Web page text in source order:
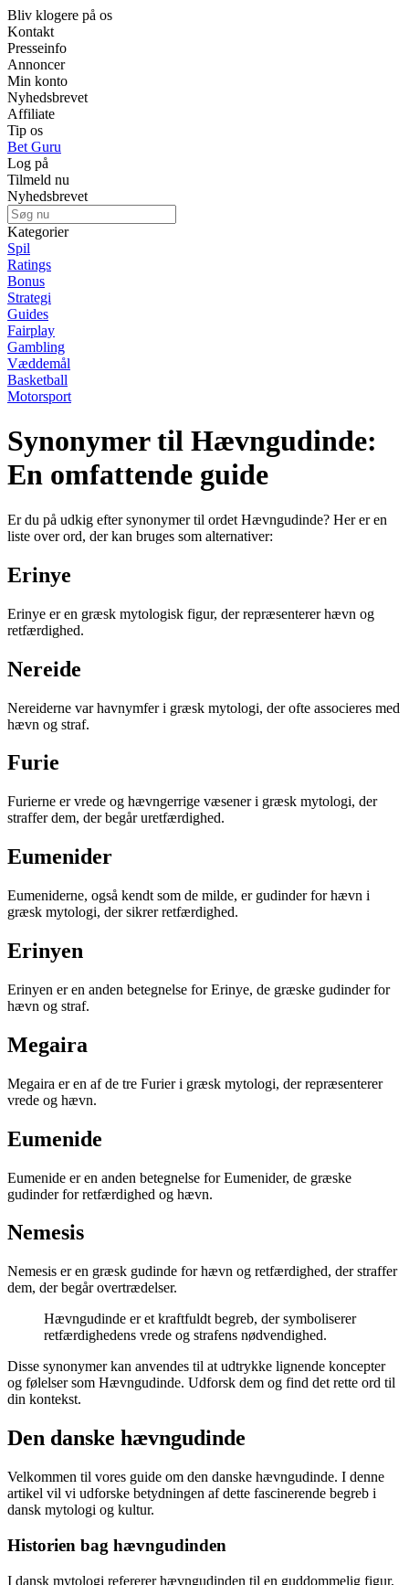
Bliv klogere på os
Kontakt
Presseinfo
Annoncer
Min konto
Nyhedsbrevet
Affiliate
Tip os
Bet Guru
Log på
Tilmeld nu
Nyhedsbrevet
Kategorier
Spil
Ratings
Bonus
Strategi
Guides
Fairplay
Gambling
Væddemål
Basketball
Motorsport
Synonymer til Hævngudinde:
En omfattende guide
Er du på udkig efter synonymer til ordet Hævngudinde? Her er en
liste over ord, der kan bruges som alternativer:
Erinye
Erinye er en græsk mytologisk figur, der repræsenterer hævn og
retfærdighed.
Nereide
Nereiderne var havnymfer i græsk mytologi, der ofte associeres med
hævn og straf.
Furie
Furierne er vrede og hævngerrige væsener i græsk mytologi, der
straffer dem, der begår uretfærdighed.
Eumenider
Eumeniderne, også kendt som de milde, er gudinder for hævn i
græsk mytologi, der sikrer retfærdighed.
Erinyen
Erinyen er en anden betegnelse for Erinye, de græske gudinder for
hævn og straf.
Megaira
Megaira er en af de tre Furier i græsk mytologi, der repræsenterer
vrede og hævn.
Eumenide
Eumenide er en anden betegnelse for Eumenider, de græske
gudinder for retfærdighed og hævn.
Nemesis
Nemesis er en græsk gudinde for hævn og retfærdighed, der straffer
dem, der begår overtrædelser.
Hævngudinde er et kraftfuldt begreb, der symboliserer
retfærdighedens vrede og strafens nødvendighed.
Disse synonymer kan anvendes til at udtrykke lignende koncepter
og følelser som Hævngudinde. Udforsk dem og find det rette ord til
din kontekst.
Den danske hævngudinde
Velkommen til vores guide om den danske hævngudinde. I denne
artikel vil vi udforske betydningen af dette fascinerende begreb i
dansk mytologi og kultur.
Historien bag hævngudinden
I dansk mytologi refererer hævngudinden til en guddommelig figur,